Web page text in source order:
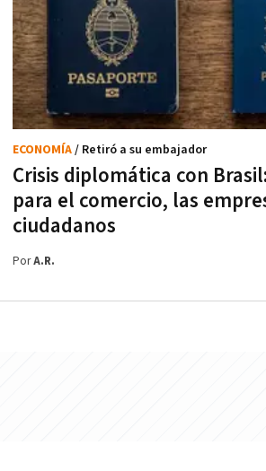
Crisis diplomática con
para el comercio, las
ciudadanos
ECONOMÍA/ Retiró a su embajador
PorA.R.